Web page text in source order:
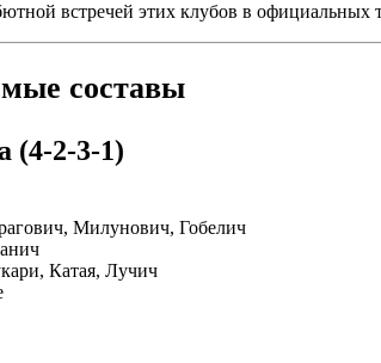
встречей этих клубов в официальных
составы
(4-2-3-1)
Милунович, Гобелич
Катая, Лучич